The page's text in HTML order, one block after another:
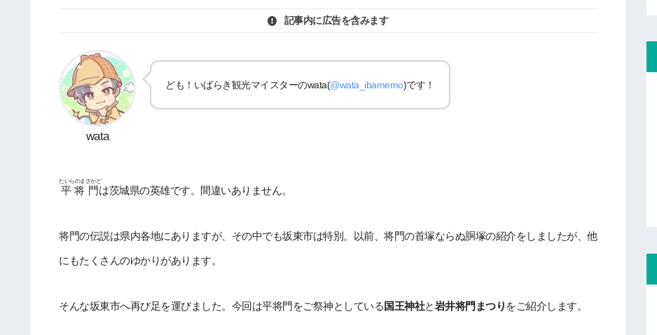
記事内に広告を含みます
wata
ども！いばらき観光マイスターのwata(@wata_ibamemo)です！
平将門
たいらのまさかど
は茨城県の英雄です。間違いありません。
将門の伝説は県内各地にありますが、その中でも坂東市は特別。以前、将門の首塚ならぬ胴塚の紹介をしましたが、他
にもたくさんのゆかりがあります。
そんな坂東市へ再び足を運びました。今回は平将門をご祭神としている国王神社と岩井将門まつり をご紹介します。